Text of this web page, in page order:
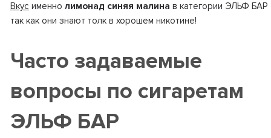
Вкус именно лимонад синяя малина в категории ЭЛЬФ БАР
так как они знают толк в хорошем никотине!
Часто задаваемые
вопросы по сигаретам
ЭЛЬФ БАР